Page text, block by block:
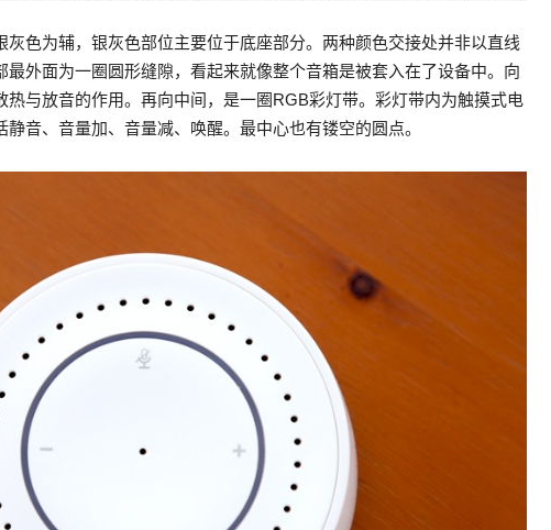
色为辅，银灰色部位主要位于底座部分。两种颜色交接处并非以直线
最外面为一圈圆形缝隙，看起来就像整个音箱是被套入在了设备中。向
热与放音的作用。再向中间，是一圈RGB彩灯带。彩灯带内为触摸式电
音、音量加、音量减、唤醒。最中心也有镂空的圆点。